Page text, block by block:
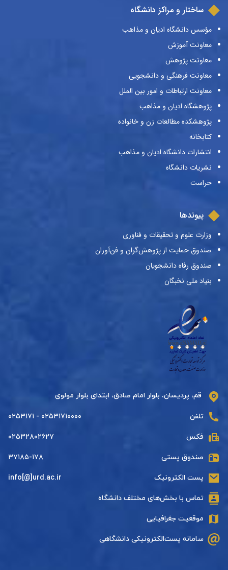
ساختار و مراکز دانشگاه
مؤسس دانشگاه ادیان و مذاهب
معاونت آموزش
معاونت پژوهش
معاونت فرهنگی و دانشجویی
معاونت ارتباطات و امور بین الملل
پژوهشگاه ادیان و مذاهب
پژوهشکده مطالعات زن و خانواده
کتابخانه
انتشارات دانشگاه ادیان و مذاهب
نشریات دانشگاه
حراست
پیوندها
وزارت علوم و تحقیقات و فناوری
صندوق حمایت از پژوهش‌گران و فن‌آوران
صندوق رفاه دانشجویان
بنیاد ملی نخبگان
قم، پردیسان، بلوار امام صادق، ابتدای بلوار مولوی
تلفن ۰۲۵۳۱۷۱۰۰۰۰ - ۰۲۵۳۱۷۱
فکس ۰۲۵۳۲۸۰۲۶۲۷
صندوق پستی ۳۷۱۸۵-۱۷۸
پست الکترونیک info[@]urd.ac.ir
تماس با بخش‌های مختلف دانشگاه
موقعیت جغرافیایی
سامانه پست‌الکترونیکی دانشگاهی